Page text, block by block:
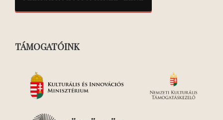
TÁMOGATÓINK